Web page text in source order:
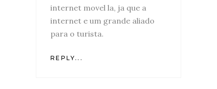
internet movel la, ja que a
internet e um grande aliado
para o turista.
REPLY...